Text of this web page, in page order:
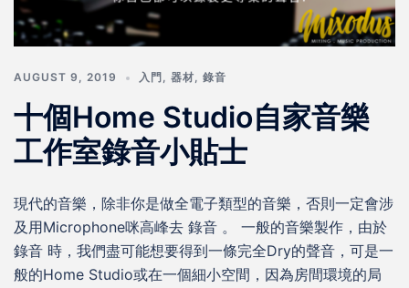
AUGUST 9, 2019 入門 , 器材, 錄音
十個Home Studio自家音樂
工作室錄音小貼士
現代的音樂，除非你是做全電子類型的音樂，否則一定會涉
及用Microphone咪高峰去 錄音 。 一般的音樂製作，由於
錄音 時，我們盡可能想要得到一條完全Dry的聲音，可是一
般的Home Studio或在一個細小空間，因為房間環境的局